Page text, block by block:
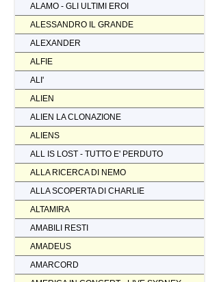
ALAMO - GLI ULTIMI EROI
ALESSANDRO IL GRANDE
ALEXANDER
ALFIE
ALI'
ALIEN
ALIEN LA CLONAZIONE
ALIENS
ALL IS LOST - TUTTO E' PERDUTO
ALLA RICERCA DI NEMO
ALLA SCOPERTA DI CHARLIE
ALTAMIRA
AMABILI RESTI
AMADEUS
AMARCORD